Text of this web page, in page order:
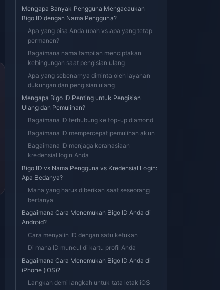
-40%
20000 Berlian
Rp 6146002.41
Rp 10181940.40
Beli Sekarang
Mengapa Banyak Pengguna Mengacaukan
Bigo ID dengan Nama Pengguna?
Apa yang bisa Anda ubah vs apa yang tetap
permanen?
Bagaimana nama tampilan menciptakan
kebingungan saat pengisian ulang
Apa yang sebenarnya diminta oleh layanan
dukungan dan pengisian ulang
Mengapa Bigo ID Penting untuk Pengisian
Ulang dan Pemulihan?
Bagaimana ID terhubung ke top-up diamond
Bagaimana ID mempercepat pemulihan akun
Bagaimana ID menjaga kerahasiaan
kredensial login Anda
Bigo ID vs Nama Pengguna vs Kredensial Login:
Apa Bedanya?
Mana yang harus diberikan saat seseorang
bertanya
Bagaimana Cara Menemukan Bigo ID Anda di
Android?
Cara menyalin ID dengan satu ketukan
Di mana ID muncul di kartu profil Anda
Bagaimana Cara Menemukan Bigo ID Anda di
iPhone (iOS)?
Langkah demi langkah untuk tata letak iOS